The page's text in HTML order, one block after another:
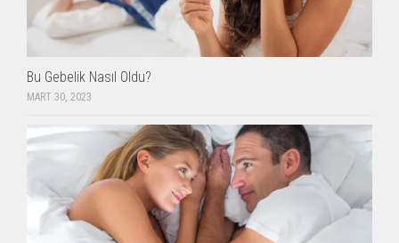
Bu Gebelik Nasıl Oldu?
MART 30, 2023